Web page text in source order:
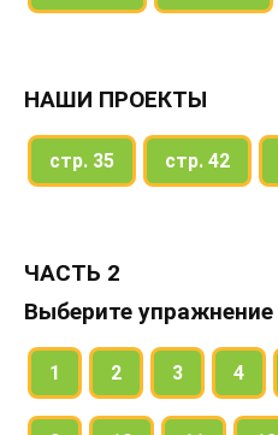
НАШИ ПРОЕКТЫ
стр. 35 стр. 42
ЧАСТЬ 2
Выберите упражнение
1 2 3 4